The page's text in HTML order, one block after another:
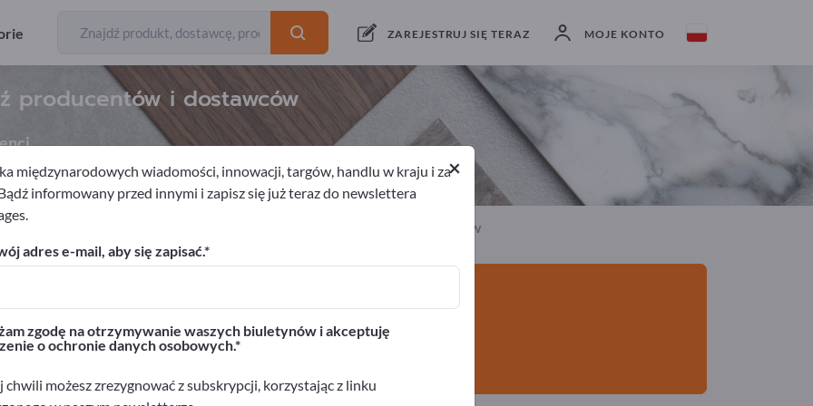
ZAREJESTRUJ SIĘ TERAZ MOJE KONTO
producentów i dostawców
Eksporterzy Producenci
materiały eksploatacyjne Suszarki do włosów
Exportpages!
>> zacznij tutaj
na Exportpages.
opublikuj tutaj
×
międzynarodowych wiadomości, innowacji, targów, handlu w kraju i za
informowany przed innymi i zapisz się już teraz do newslettera
adres e-mail, aby się zapisać.
zgodę na otrzymywanie waszych biuletynów i akceptuję
o ochronie danych osobowych.
chwili możesz zrezygnować z subskrypcji, korzystając z linku